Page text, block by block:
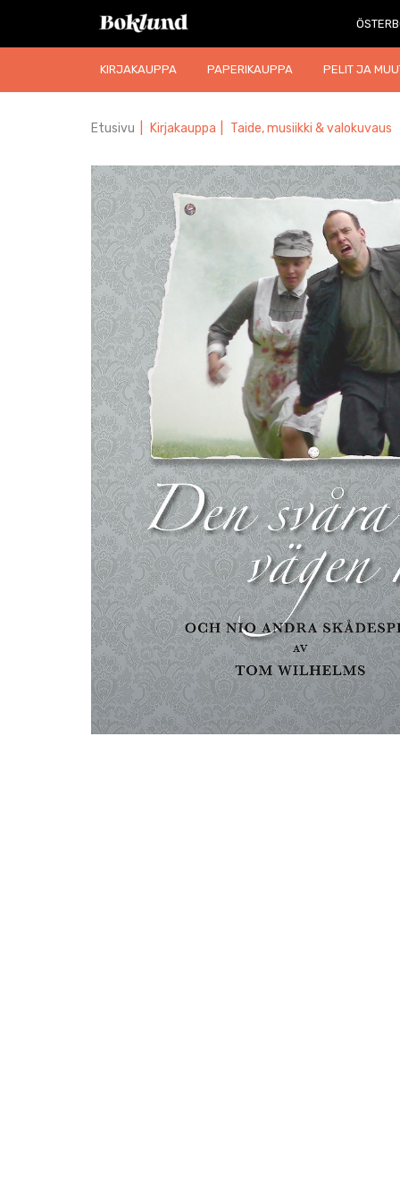
KIRJAKAUPPA PAPERIKAUPPA PELIT JA
Etusivu Kirjakauppa Taide, musiikki & valokuvaus